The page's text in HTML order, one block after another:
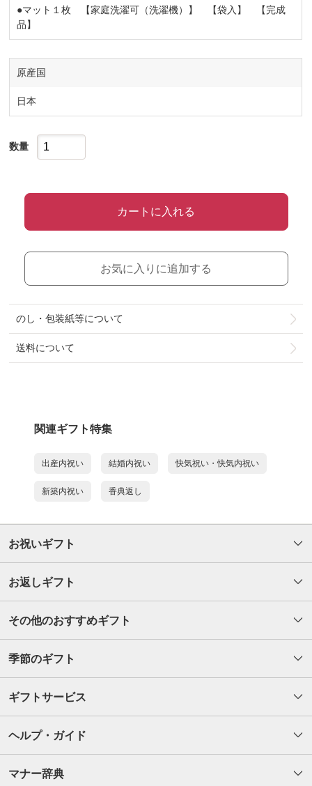
●マット１枚 【家庭洗濯可（洗濯機）】 【袋入】 【完成
品】
原産国
日本
数量
カートに入れる
お気に入りに追加する
のし・包装紙等について
送料について
関連ギフト特集
出産内祝い 結婚内祝い 快気祝い・快気内祝い
新築内祝い 香典返し
お祝いギフト
お返しギフト
その他のおすすめギフト
季節のギフト
ギフトサービス
ヘルプ・ガイド
マナー辞典